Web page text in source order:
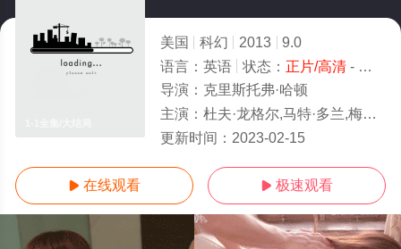
美国 科幻 2013
9.0
语言： 英语 状态： 正片/高清- 免费在线观看
导演： 克里斯托弗·哈顿
主演： 杜夫·龙格尔,马特·多兰,梅拉妮·萨内蒂,大卫·菲尔德,Esteban,Cueto,Oda,Maria,Lydia,Look,Jen,Sung,Bro
更新时间： 2023-02-15
 在线观看  极速观看